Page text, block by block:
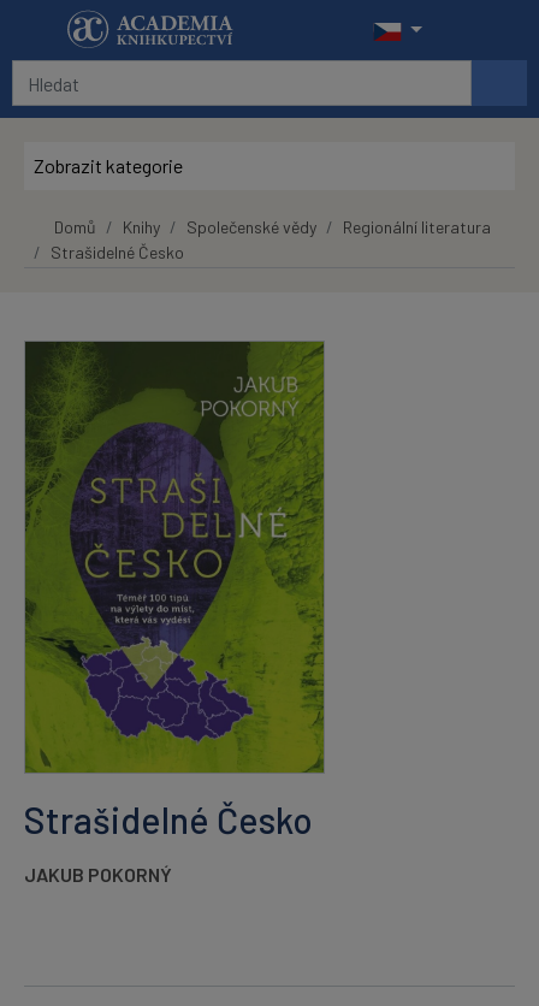
Přeskočit na hlavní obsah
Zobrazit kategorie
Domů Knihy Společenské vědy
Regionální literatura
Strašidelné Česko
Strašidelné Česko
JAKUB POKORNÝ